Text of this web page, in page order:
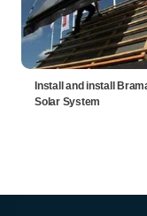
Install and install
Solar System